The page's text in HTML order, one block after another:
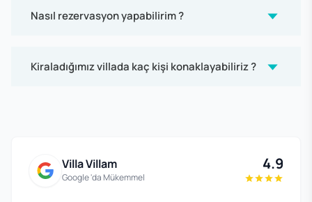
Nasıl rezervasyon yapabilirim ?
Kiraladığımız villada kaç kişi konaklayabiliriz ?
Villa Villam
Google 'da Mükemmel
4.9